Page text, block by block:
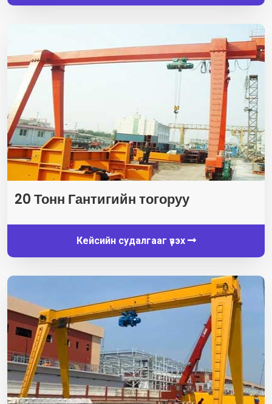
20 Тонн Гантигийн тогоруу
Кейсийн судалгааг үзэх